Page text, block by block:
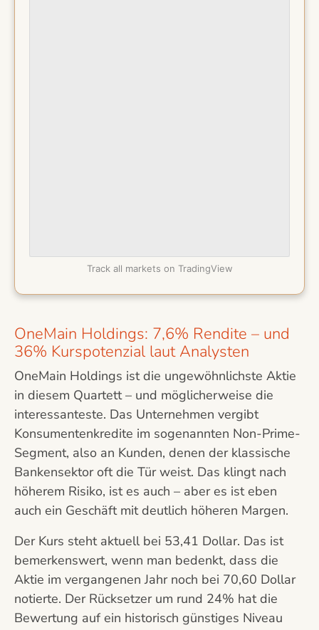
Track all markets on TradingView
OneMain Holdings: 7,6% Rendite – und
36% Kurspotenzial laut Analysten
OneMain Holdings ist die ungewöhnlichste Aktie
in diesem Quartett – und möglicherweise die
interessanteste. Das Unternehmen vergibt
Konsumentenkredite im sogenannten Non-Prime-
Segment, also an Kunden, denen der klassische
Bankensektor oft die Tür weist. Das klingt nach
höherem Risiko, ist es auch – aber es ist eben
auch ein Geschäft mit deutlich höheren Margen.
Der Kurs steht aktuell bei 53,41 Dollar. Das ist
bemerkenswert, wenn man bedenkt, dass die
Aktie im vergangenen Jahr noch bei 70,60 Dollar
notierte. Der Rücksetzer um rund 24% hat die
Bewertung auf ein historisch günstiges Niveau